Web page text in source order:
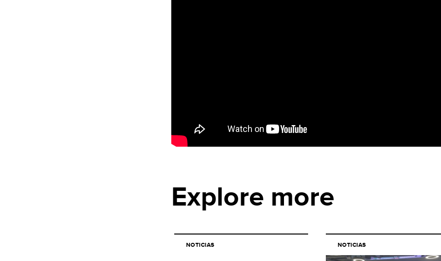
Explore more
NOTICIAS NOTICIAS